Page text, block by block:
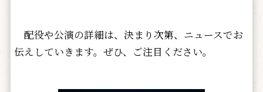
配役や公演の詳細は、決まり次第、ニュースでお
伝えしていきます。ぜひ、ご注目ください。